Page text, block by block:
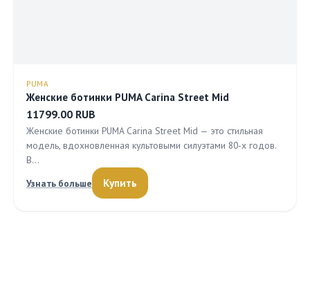
PUMA
Женские ботинки PUMA Carina Street Mid
11799.00 RUB
Женские ботинки PUMA Carina Street Mid — это стильная
модель, вдохновленная культовыми силуэтами 80-х годов.
В…
Узнать больше
Купить